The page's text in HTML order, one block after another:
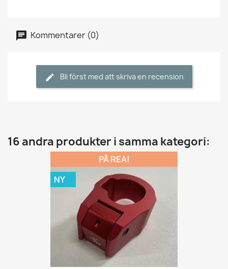
Kommentarer (0)
Bli först med att skriva en recension
16 andra produkter i samma kategori:
PÅ REA!
NY